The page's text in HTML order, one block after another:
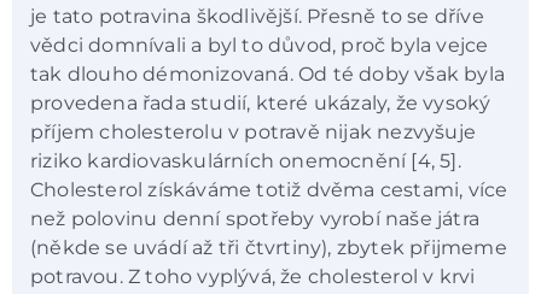
je tato potravina škodlivější. Přesně to se dříve
vědci domnívali a byl to důvod, proč byla vejce
tak dlouho démonizovaná. Od té doby však byla
provedena řada studií, které ukázaly, že vysoký
příjem cholesterolu v potravě nijak nezvyšuje
riziko kardiovaskulárních onemocnění [4, 5].
Cholesterol získáváme totiž dvěma cestami, více
než polovinu denní spotřeby vyrobí naše játra
(někde se uvádí až tři čtvrtiny), zbytek přijmeme
potravou. Z toho vyplývá, že cholesterol v krvi